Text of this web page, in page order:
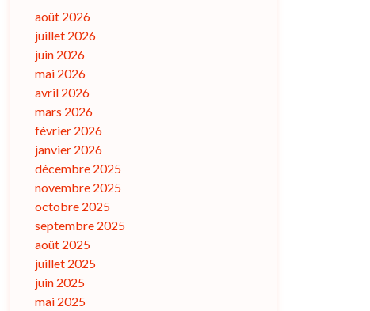
août 2026
juillet 2026
juin 2026
mai 2026
avril 2026
mars 2026
février 2026
janvier 2026
décembre 2025
novembre 2025
octobre 2025
septembre 2025
août 2025
juillet 2025
juin 2025
mai 2025